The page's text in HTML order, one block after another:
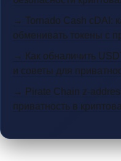
→ Tornado Cash cDAI:
обменивать токены с
→ Как обналичить
и советы для
→ Pirate Chain z-
приватность в